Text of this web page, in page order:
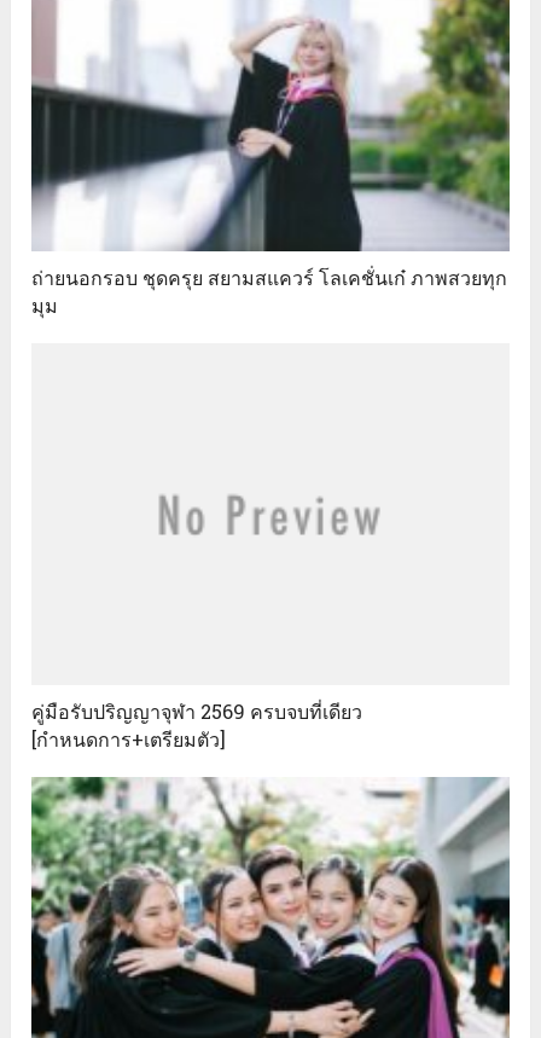
ถ่ายนอกรอบ ชุดครุย สยามสแควร์ โลเคชั่นเก๋ ภาพสวยทุก
มุม
คู่มือรับปริญญาจุฬา 2569 ครบจบที่เดียว
[กำหนดการ+เตรียมตัว]